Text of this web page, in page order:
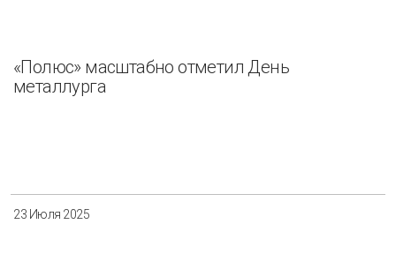
«Полюс» масштабно отметил День
металлурга
23 Июля 2025